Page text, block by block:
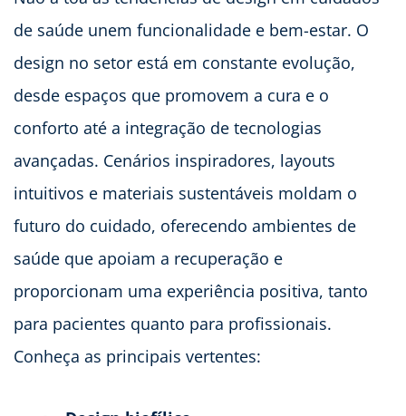
de saúde unem funcionalidade e bem-estar. O
design no setor está em constante evolução,
desde espaços que promovem a cura e o
conforto até a integração de tecnologias
avançadas. Cenários inspiradores, layouts
intuitivos e materiais sustentáveis moldam o
futuro do cuidado, oferecendo ambientes de
saúde que apoiam a recuperação e
proporcionam uma experiência positiva, tanto
para pacientes quanto para profissionais.
Conheça as principais vertentes: